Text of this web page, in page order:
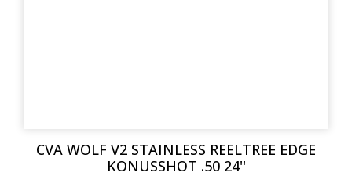
CVA WOLF V2 STAINLESS REELTREE EDGE
KONUSSHOT .50 24''